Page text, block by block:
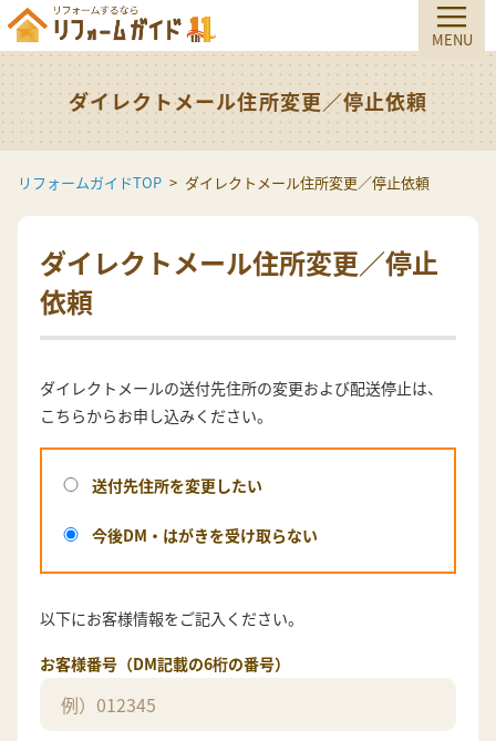
ダイレクトメール住所変更／停止依頼
リフォームガイドTOP ダイレクトメール住所変更／停止依頼
ダイレクトメール住所変更／停止
依頼
ダイレクトメールの送付先住所の変更および配送停止は、
こちらからお申し込みください。
送付先住所を変更したい
今後DM・はがきを受け取らない
以下にお客様情報をご記入ください。
お客様番号（DM記載の6桁の番号）